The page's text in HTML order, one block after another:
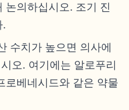
논의하십시오. 조기 진
.
수치가 높으면 의사에
오. 여기에는 알로푸리
로베네시드와 같은 약물